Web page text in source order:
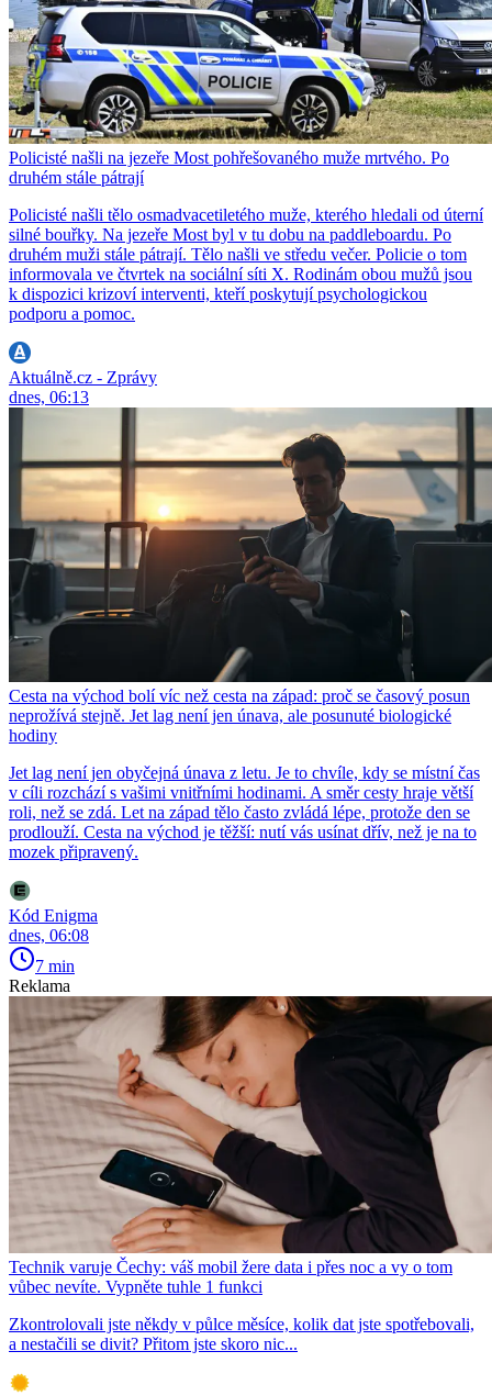
Policisté našli na jezeře Most pohřešovaného muže mrtvého. Po
druhém stále pátrají
Policisté našli tělo osmadvacetiletého muže, kterého hledali od úterní
silné bouřky. Na jezeře Most byl v tu dobu na paddleboardu. Po
druhém muži stále pátrají. Tělo našli ve středu večer. Policie o tom
informovala ve čtvrtek na sociální síti X. Rodinám obou mužů jsou
k dispozici krizoví interventi, kteří poskytují psychologickou
podporu a pomoc.
Aktuálně.cz - Zprávy
dnes, 06:13
Cesta na východ bolí víc než cesta na západ: proč se časový posun
neprožívá stejně. Jet lag není jen únava, ale posunuté biologické
hodiny
Jet lag není jen obyčejná únava z letu. Je to chvíle, kdy se místní čas
v cíli rozchází s vašimi vnitřními hodinami. A směr cesty hraje větší
roli, než se zdá. Let na západ tělo často zvládá lépe, protože den se
prodlouží. Cesta na východ je těžší: nutí vás usínat dřív, než je na to
mozek připravený.
Kód Enigma
dnes, 06:08
7 min
Reklama
Technik varuje Čechy: váš mobil žere data i přes noc a vy o tom
vůbec nevíte. Vypněte tuhle 1 funkci
Zkontrolovali jste někdy v půlce měsíce, kolik dat jste spotřebovali,
a nestačili se divit? Přitom jste skoro nic...